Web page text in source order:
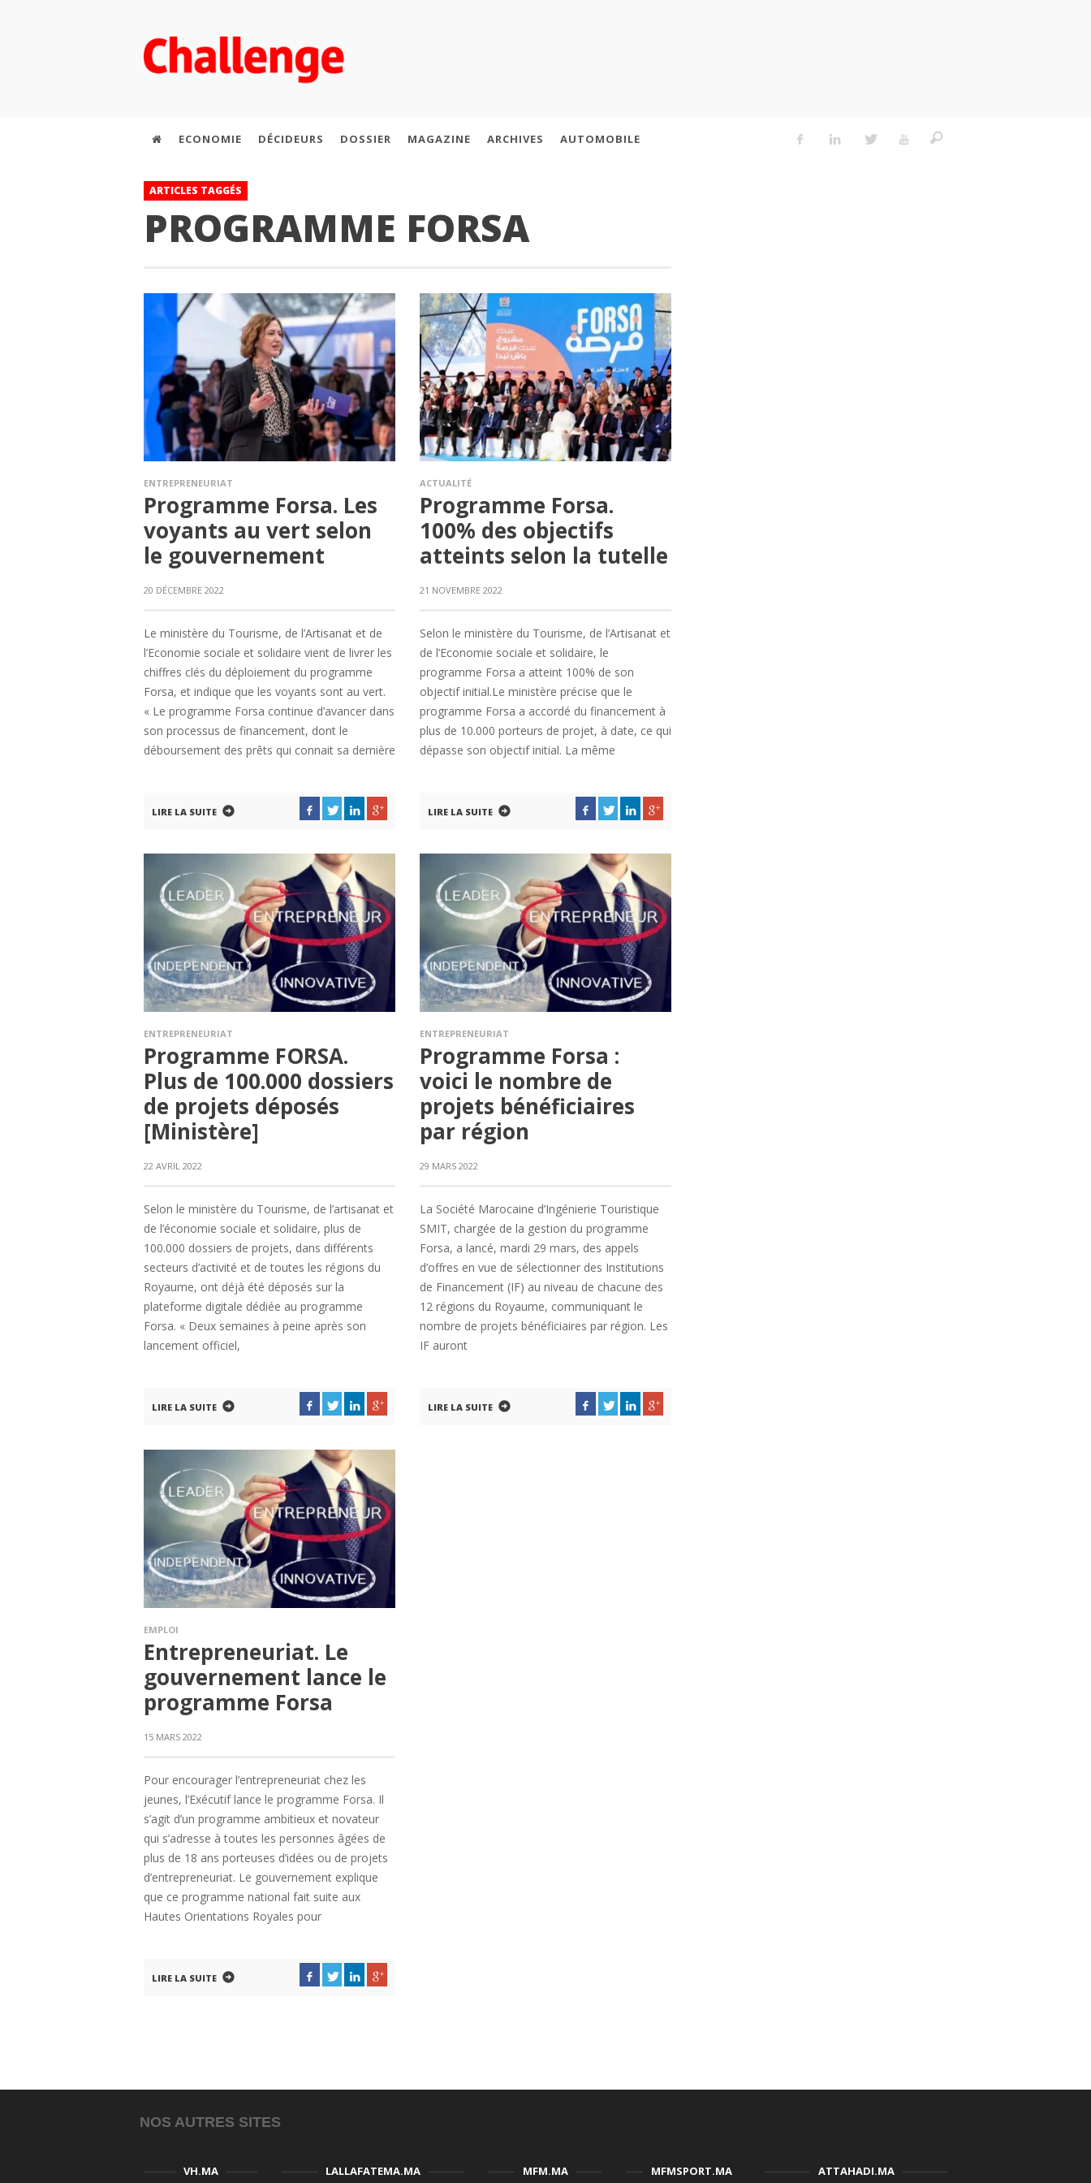
ECONOMIE DÉCIDEURS DOSSIER MAGAZINE ARCHIVES AUTOMOBILE
ARTICLES TAGGÉS
PROGRAMME FORSA
ENTREPRENEURIAT
Programme Forsa. Les
voyants au vert selon
le gouvernement
20 DÉCEMBRE 2022
Le ministère du Tourisme, de l’Artisanat et de
l’Economie sociale et solidaire vient de livrer les
chiffres clés du déploiement du programme
Forsa, et indique que les voyants sont au vert.
« Le programme Forsa continue d’avancer dans
son processus de financement, dont le
déboursement des prêts qui connait sa dernière
LIRE LA SUITE
ACTUALITÉ
Programme Forsa.
100% des objectifs
atteints selon la tutelle
21 NOVEMBRE 2022
Selon le ministère du Tourisme, de l’Artisanat et
de l’Economie sociale et solidaire, le
programme Forsa a atteint 100% de son
objectif initial.Le ministère précise que le
programme Forsa a accordé du financement à
plus de 10.000 porteurs de projet, à date, ce qui
dépasse son objectif initial. La même
LIRE LA SUITE
ENTREPRENEURIAT
Programme FORSA.
Plus de 100.000 dossiers
de projets déposés
[Ministère]
22 AVRIL 2022
Selon le ministère du Tourisme, de l’artisanat et
de l’économie sociale et solidaire, plus de
100.000 dossiers de projets, dans différents
secteurs d’activité et de toutes les régions du
Royaume, ont déjà été déposés sur la
plateforme digitale dédiée au programme
Forsa. « Deux semaines à peine après son
lancement officiel,
LIRE LA SUITE
ENTREPRENEURIAT
Programme Forsa :
voici le nombre de
projets bénéficiaires
par région
29 MARS 2022
La Société Marocaine d’Ingénierie Touristique
SMIT, chargée de la gestion du programme
Forsa, a lancé, mardi 29 mars, des appels
d’offres en vue de sélectionner des Institutions
de Financement (IF) au niveau de chacune des
12 régions du Royaume, communiquant le
nombre de projets bénéficiaires par région. Les
IF auront
LIRE LA SUITE
EMPLOI
Entrepreneuriat. Le
gouvernement lance le
programme Forsa
15 MARS 2022
Pour encourager l’entrepreneuriat chez les
jeunes, l’Exécutif lance le programme Forsa. Il
s’agit d’un programme ambitieux et novateur
qui s’adresse à toutes les personnes âgées de
plus de 18 ans porteuses d’idées ou de projets
d’entrepreneuriat. Le gouvernement explique
que ce programme national fait suite aux
Hautes Orientations Royales pour
LIRE LA SUITE
NOS AUTRES SITES
VH.MA LALLAFATEMA.MA MFM.MA MFMSPORT.MA ATTAHADI.MA